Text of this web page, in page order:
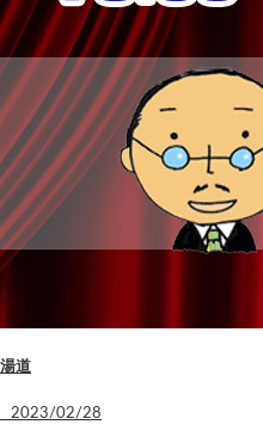
湯道
2023/02/28